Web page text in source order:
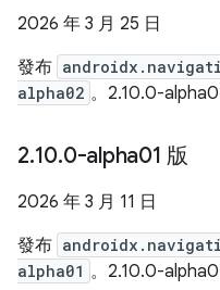
2026 年 3 月 25 日
發布
alpha02 。2.10.0-
2.10.0-alpha01 版
2026 年 3 月 11 日
發布
alpha01 。2.10.0-